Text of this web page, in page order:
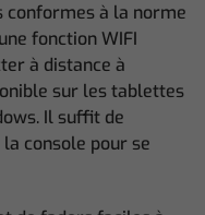
à la norme
fonction WIFI
à distance à
sur les tablettes
Il suffit de
la console pour se